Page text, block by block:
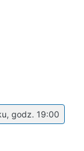
godz. 19:00